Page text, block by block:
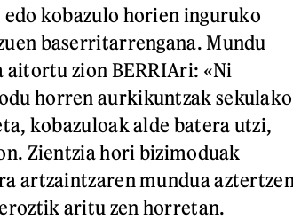
kobazulo horien inguruko
baserritarrengana. Mundu
zion BERRIAri: «Ni
horren aurkikuntzak sekulako
kobazuloak alde batera utzi,
Zientzia hori bizimoduak
artzaintzaren mundua
aritu zen horretan.